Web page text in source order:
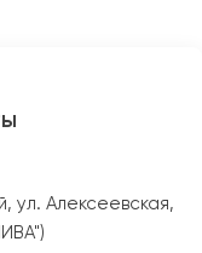
ул. Алексеевская,